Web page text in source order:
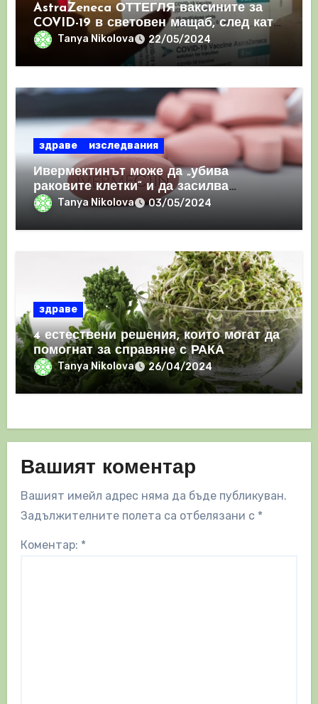
AstraZeneca ОТТЕГЛЯ ваксините за
COVID-19 в световен мащаб, след като
призна, че те причиняват КРЪВНИ
съсиреци
Tanya Nikolova 22/05/2024
здраве изследвания
Ивермектинът може да „убива
раковите клетки“ и да засилва
имунния отговор
Tanya Nikolova 03/05/2024
здраве
4 естествени решения, които могат да
помогнат за справяне с РАКА
Tanya Nikolova 26/04/2024
Вашият коментар
Вашият имейл адрес няма да бъде публикуван.
Задължителните полета са отбелязани с *
Коментар: *